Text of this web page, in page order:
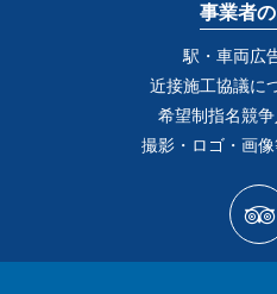
事業者
駅・車両広
近接施工協議に
希望制指名競
撮影・ロゴ・画